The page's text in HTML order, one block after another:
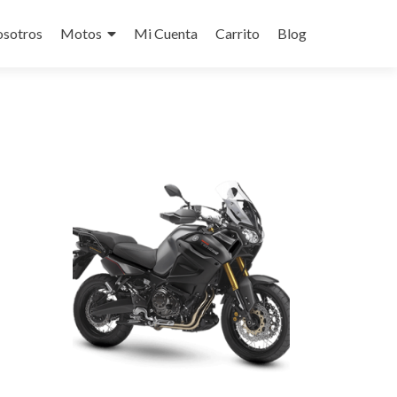
Motos Mi Cuenta Carrito Blog